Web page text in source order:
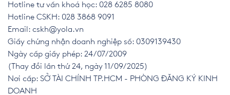
Hotline tư vấn khoá học: 028 6285 8080
Hotline CSKH: 028 3868 9091
Email: cskh@yola.vn
Giấy chứng nhận doanh nghiệp số: 0309139430
Ngày cấp giấy phép: 24/07/2009
(Thay đổi lần thứ 24, ngày 11/09/2025)
Nơi cấp: SỞ TÀI CHÍNH TP.HCM - PHÒNG ĐĂNG KÝ KINH
DOANH